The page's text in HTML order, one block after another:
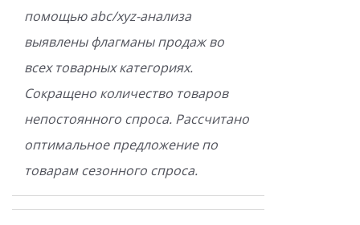
помощью abc/xyz-анализа
выявлены флагманы продаж во
всех товарных категориях.
Сокращено количество товаров
непостоянного спроса. Рассчитано
оптимальное предложение по
товарам сезонного спроса.